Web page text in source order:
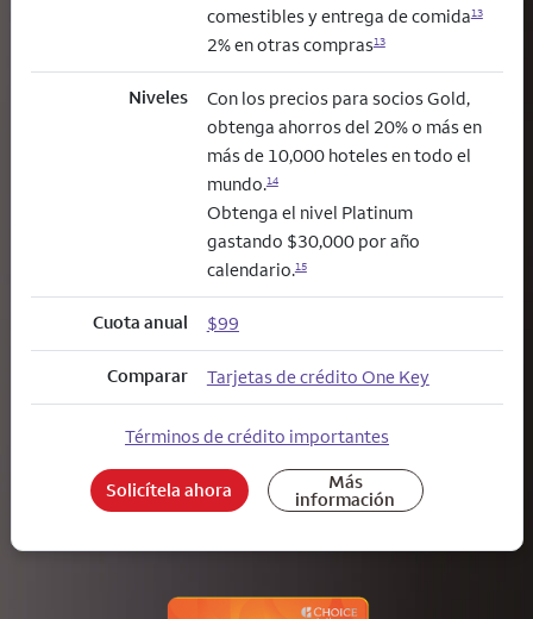
comestibles y entrega de comida13
2% en otras compras13
Niveles
Con los precios para socios Gold,
obtenga ahorros del 20% o más en
más de 10,000 hoteles en todo el
mundo.14
Obtenga el nivel Platinum
gastando $30,000 por año
calendario.15
Cuota anual $99
Comparar Tarjetas de crédito One Key
Términos de crédito importantes
Solicítela ahora Más
información